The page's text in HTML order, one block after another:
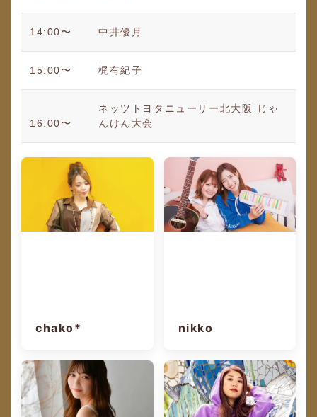
14:00〜 中井優月
15:00〜 梶有紀子
16:00〜
ネッツトヨタニューリー北大阪 じゃ
んけん大会
chako* nikko